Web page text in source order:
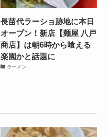
長苗代ラーショ跡地に本日
オープン！新店【麺屋 八戸
商店】は朝6時から喰える
楽園かと話題に
ラーメン